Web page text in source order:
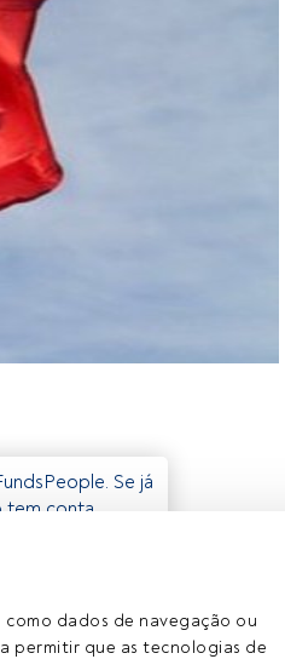
como dados de navegação ou
permitir que as tecnologias de
Se já
conta,